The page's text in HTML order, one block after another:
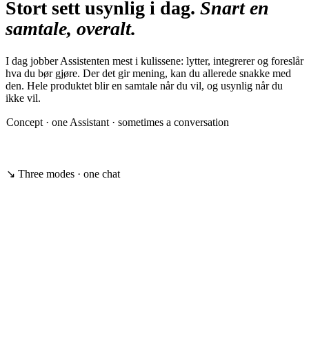
Stort sett usynlig i dag. Snart en
samtale, overalt.
I dag jobber Assistenten mest i kulissene: lytter, integrerer og foreslår
hva du bør gjøre. Der det gir mening, kan du allerede snakke med
den. Hele produktet blir en samtale når du vil, og usynlig når du
ikke vil.
Concept · one Assistant · sometimes a conversation
Ask anything…
↘ Three modes · one chat